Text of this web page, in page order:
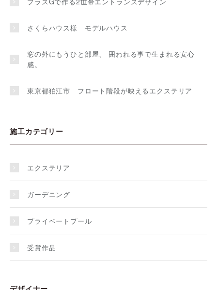
さくらハウス様 モデルハウス
窓の外にもうひと部屋、 囲われる事で生まれる安心
感。
東京都狛江市 フロート階段が映えるエクステリア
施工カテゴリー
エクステリア
ガーデニング
プライベートプール
受賞作品